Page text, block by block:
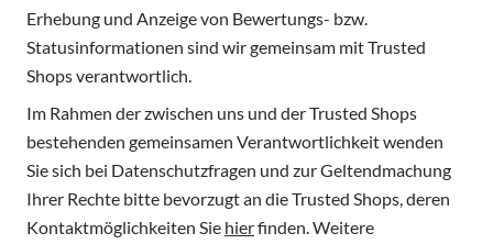
Erhebung und Anzeige von Bewertungs- bzw.
Statusinformationen sind wir gemeinsam mit Trusted
Shops verantwortlich.
Im Rahmen der zwischen uns und der Trusted Shops
bestehenden gemeinsamen Verantwortlichkeit wenden
Sie sich bei Datenschutzfragen und zur Geltendmachung
Ihrer Rechte bitte bevorzugt an die Trusted Shops, deren
Kontaktmöglichkeiten Sie hierfinden. Weitere